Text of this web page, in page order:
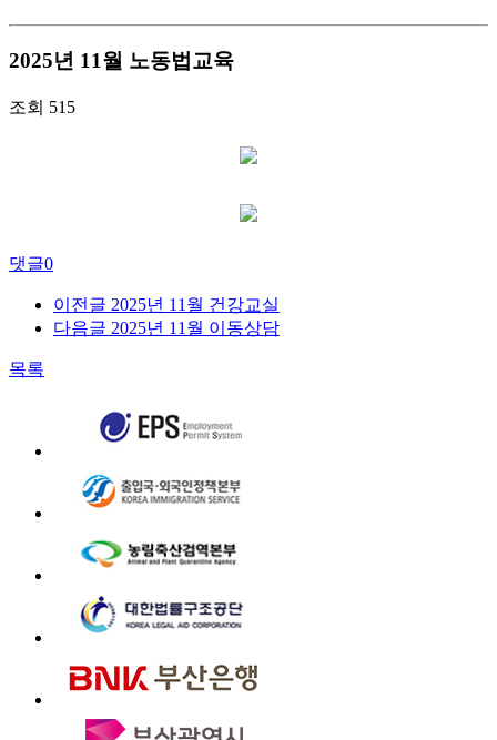
2025년 11월 노동법교육
조회 515
댓글0
이전글 2025년 11월 건강교실
다음글 2025년 11월 이동상담
목록